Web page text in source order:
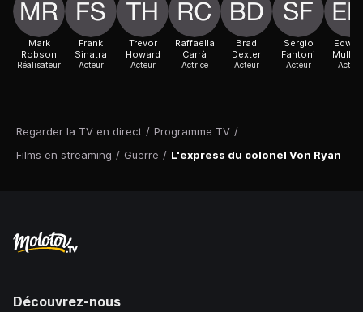
Regarder la TV en direct / Programme TV /
Films en streaming / Guerre / L'express du colonel Von Ryan
Mark
Robson
Réalisateur
Frank
Sinatra
Acteur
Trevor
Howard
Acteur
Raffaella
Carrà
Actrice
Brad
Dexter
Acteur
Sergio
Fantoni
Acteur Acteur
Découvrez-nous